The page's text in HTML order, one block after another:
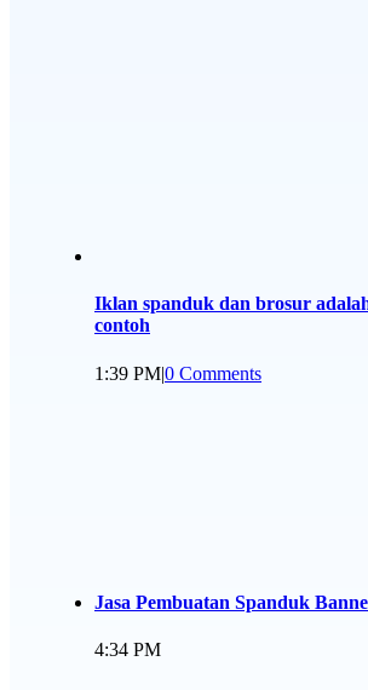
Iklan spanduk dan brosur
contoh
1:39 PM|0 Comments
Jasa Pembuatan Spanduk
4:34 PM